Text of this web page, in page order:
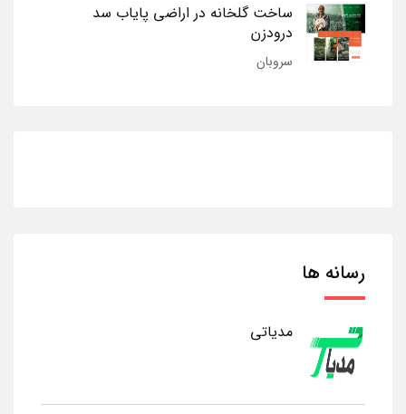
ساخت گلخانه در اراضی پایاب سد
درودزن
سروبان
رسانه ها
مدیاتی